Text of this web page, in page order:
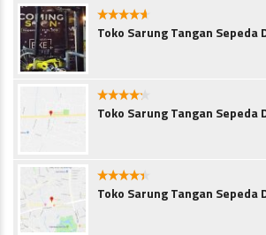
4.5
Toko Sarung Tangan Sepeda
4.1
Toko Sarung Tangan Sepeda
4.3
Toko Sarung Tangan Sepeda